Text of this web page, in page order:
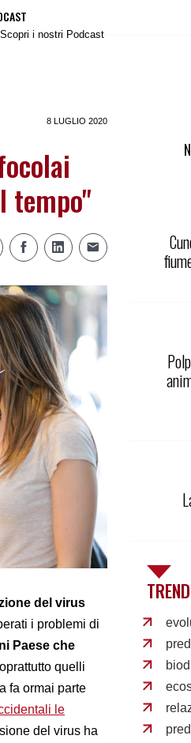
Scopri i nostri Podcast
8 LUGLIO 2020
tempo"
del virus
i problemi di
Paese che
quelli
fa ormai parte
le
del virus ha